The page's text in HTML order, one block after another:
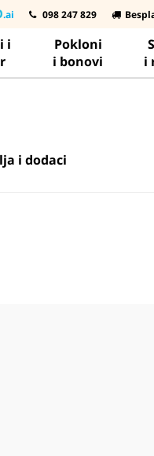
.ai 098 247 829
i
Pokloni
i bonovi
i
i dodaci